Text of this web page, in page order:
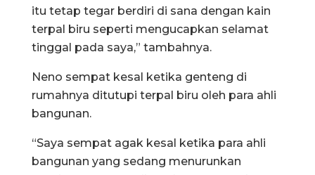
itu tetap tegar berdiri di sana dengan kain
terpal biru seperti mengucapkan selamat
tinggal pada saya,” tambahnya.
Neno sempat kesal ketika genteng di
rumahnya ditutupi terpal biru oleh para ahli
bangunan.
“Saya sempat agak kesal ketika para ahli
bangunan yang sedang menurunkan